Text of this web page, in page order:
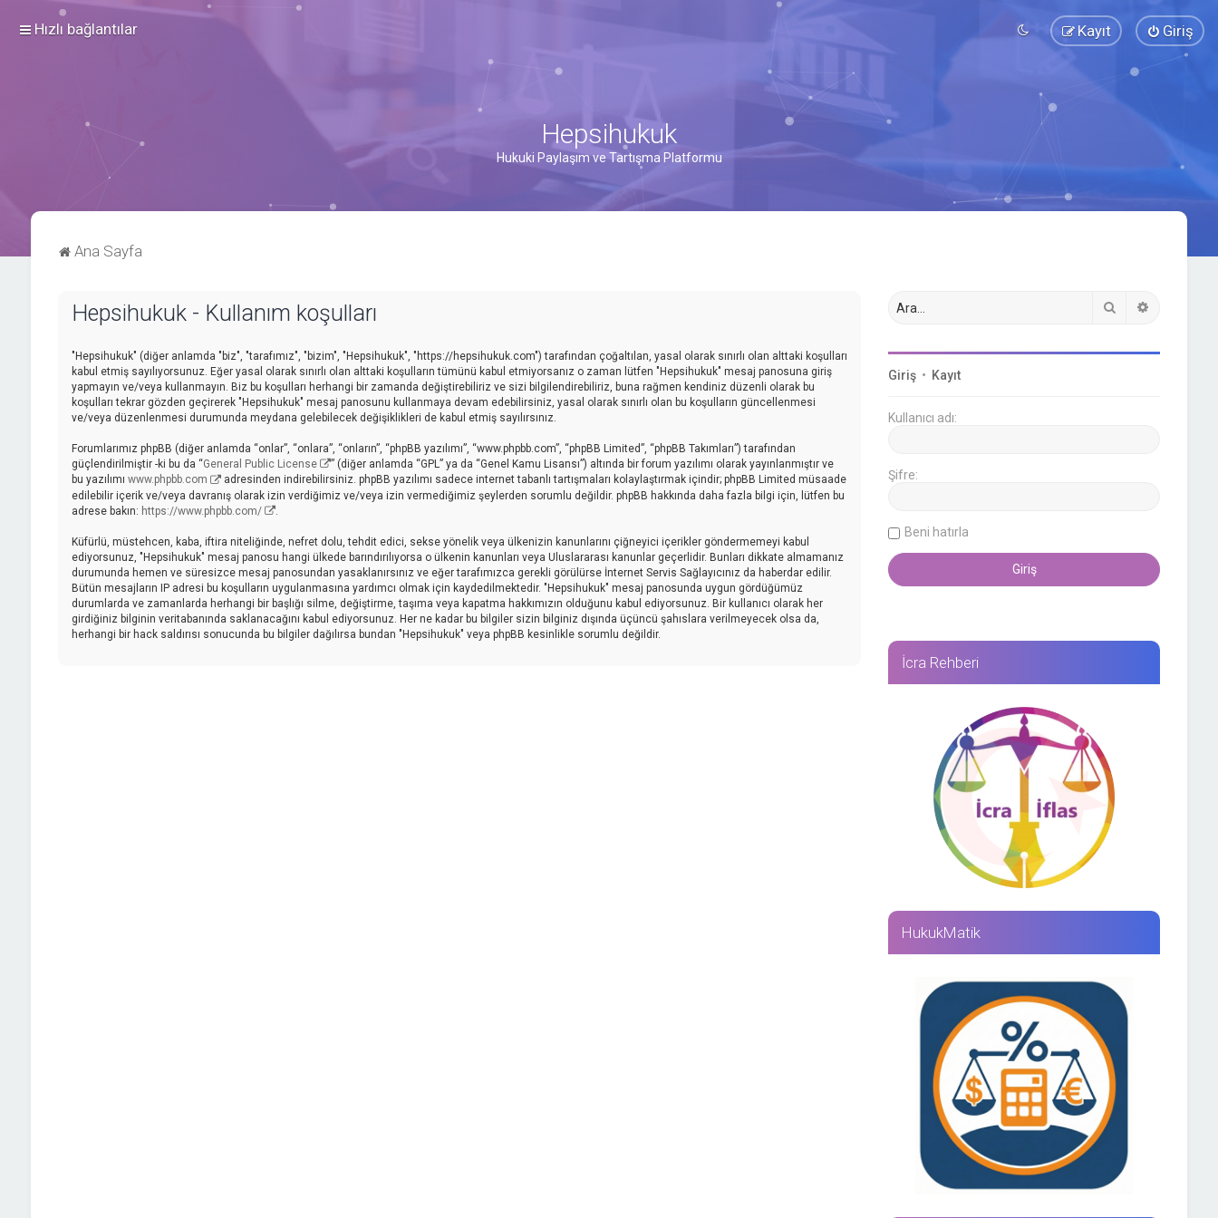
Hızlı bağlantılar Giriş
Kayıt
Hepsihukuk
Hukuki Paylaşım ve Tartışma Platformu
Ana Sayfa
Hepsihukuk - Kullanım koşulları
"Hepsihukuk" (diğer anlamda "biz", "tarafımız", "bizim", "Hepsihukuk", "https://hepsihukuk.com") tarafından çoğaltılan, yasal olarak sınırlı olan alttaki koşulları
kabul etmiş sayılıyorsunuz. Eğer yasal olarak sınırlı olan alttaki koşulların tümünü kabul etmiyorsanız o zaman lütfen "Hepsihukuk" mesaj panosuna giriş
yapmayın ve/veya kullanmayın. Biz bu koşulları herhangi bir zamanda değiştirebiliriz ve sizi bilgilendirebiliriz, buna rağmen kendiniz düzenli olarak bu
koşulları tekrar gözden geçirerek "Hepsihukuk" mesaj panosunu kullanmaya devam edebilirsiniz, yasal olarak sınırlı olan bu koşulların güncellenmesi
ve/veya düzenlenmesi durumunda meydana gelebilecek değişiklikleri de kabul etmiş sayılırsınız.
Forumlarımız phpBB (diğer anlamda “onlar”, “onlara”, “onların”, “phpBB yazılımı”, “www.phpbb.com”, “phpBB Limited”, “phpBB Takımları”) tarafından
güçlendirilmiştir -ki bu da “General Public License
” (diğer anlamda “GPL” ya da “Genel Kamu Lisansı”) altında bir forum yazılımı olarak yayınlanmıştır ve
bu yazılımı www.phpbb.com
adresinden indirebilirsiniz. phpBB yazılımı sadece internet tabanlı tartışmaları kolaylaştırmak içindir; phpBB Limited müsaade
edilebilir içerik ve/veya davranış olarak izin verdiğimiz ve/veya izin vermediğimiz şeylerden sorumlu değildir. phpBB hakkında daha fazla bilgi için, lütfen bu
adrese bakın: https://www.phpbb.com/ .
Küfürlü, müstehcen, kaba, iftira niteliğinde, nefret dolu, tehdit edici, sekse yönelik veya ülkenizin kanunlarını çiğneyici içerikler göndermemeyi kabul
ediyorsunuz, "Hepsihukuk" mesaj panosu hangi ülkede barındırılıyorsa o ülkenin kanunları veya Uluslararası kanunlar geçerlidir. Bunları dikkate almamanız
durumunda hemen ve süresizce mesaj panosundan yasaklanırsınız ve eğer tarafımızca gerekli görülürse İnternet Servis Sağlayıcınız da haberdar edilir.
Bütün mesajların IP adresi bu koşulların uygulanmasına yardımcı olmak için kaydedilmektedir. "Hepsihukuk" mesaj panosunda uygun gördüğümüz
durumlarda ve zamanlarda herhangi bir başlığı silme, değiştirme, taşıma veya kapatma hakkımızın olduğunu kabul ediyorsunuz. Bir kullanıcı olarak her
girdiğiniz bilginin veritabanında saklanacağını kabul ediyorsunuz. Her ne kadar bu bilgiler sizin bilginiz dışında üçüncü şahıslara verilmeyecek olsa da,
herhangi bir hack saldırısı sonucunda bu bilgiler dağılırsa bundan "Hepsihukuk" veya phpBB kesinlikle sorumlu değildir.
Ara
Giriş • Kayıt
Kullanıcı adı:
Şifre:
Beni hatırla
İcra Rehberi
HukukMatik